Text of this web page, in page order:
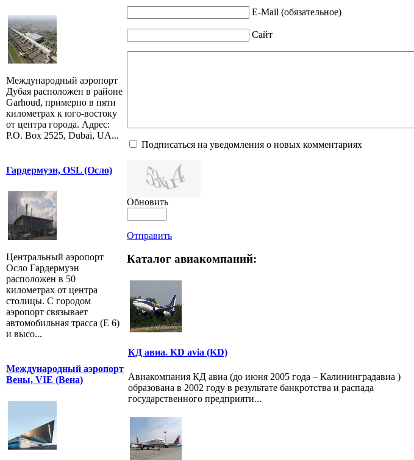
Международный аэропорт
Дубая расположен в районе
Garhoud, примерно в пяти
километрах к юго-востоку
от центра города. Адрес:
P.O. Box 2525, Dubai, UA...
Гардермуэн, OSL (Осло)
Центральный аэропорт
Осло Гардермуэн
расположен в 50
километрах от центра
столицы. С городом
аэропорт связывает
автомобильная трасса (E 6)
и высо...
Международный аэропорт
Вены, VIE (Вена)
E-Mail (обязательное)
Сайт
Подписаться на уведомления о новых комментариях
Обновить
Отправить
Каталог авиакомпаний:
КД авиа. KD avia (KD)
Авиакомпания КД авиа (до июня 2005 года – Калининградавиа )
образована в 2002 году в результате банкротства и распада
государственного предприяти...